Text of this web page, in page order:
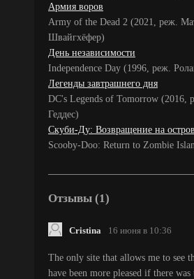
Армия воров
Army of the Dead 2 (2021, реж.
Швайгхёфер)
День независимости
Independence Day (1996, реж.
Легенды завтрашнего дня
DC's Legends of Tomorrow (2016,
Геддес)
Скуби-Ду: Возвращение на
Scooby-Doo: Return to Zombie
Отзывы (1)
Cristina 16 июня в 10:36
The only site that allows me to see
have been more pleased if there